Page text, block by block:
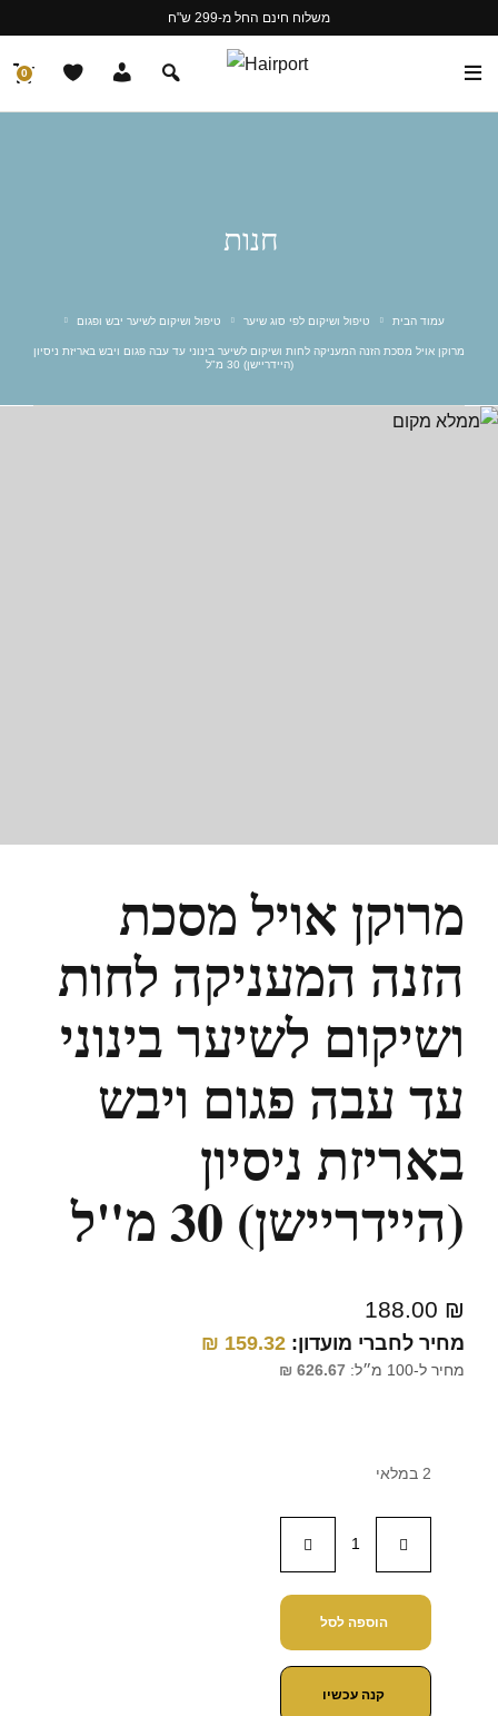
משלוח חינם החל מ-299 ש"ח
0
חנות
עמוד הבית טיפול ושיקום לפי סוג שיער טיפול ושיקום לשיער יבש ופגום
מרוקן אויל מסכת הזנה המעניקה לחות ושיקום לשיער בינוני עד עבה פגום ויבש באריזת ניסיון
(היידריישן) 30 מ"ל
מרוקן אויל מסכת
הזנה המעניקה לחות
ושיקום לשיער בינוני
עד עבה פגום ויבש
באריזת ניסיון
(היידריישן) 30 מ"ל
188.00 ₪
מחיר לחברי מועדון: 159.32
₪
מחיר ל-100 מ״ל: 626.67
₪
2 במלאי
הוספה לסל
קנה עכשיו